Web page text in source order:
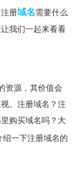
册域名需要什么
我们一起来看看
资源，其价值会
。注册域名？注
购买域名吗？大
一下注册域名的